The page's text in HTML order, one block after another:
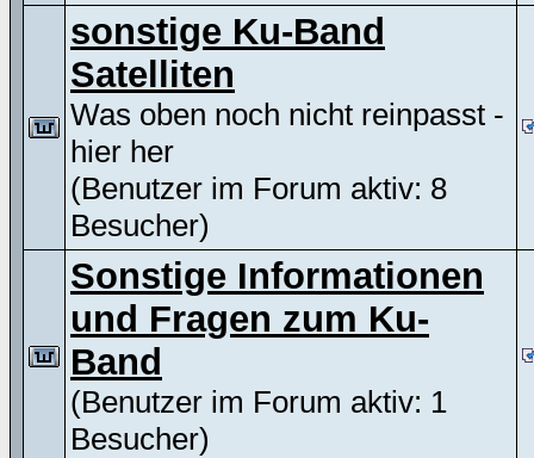
sonstige Ku-Band
Satelliten
Was oben noch nicht reinpasst -
hier her
(Benutzer im Forum aktiv: 8
Besucher)
Sonstige Informationen
und Fragen zum Ku-
Band
(Benutzer im Forum aktiv: 1
Besucher)